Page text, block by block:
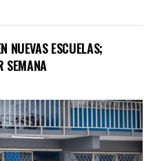
NUEVAS ESCUELAS;
SEMANA